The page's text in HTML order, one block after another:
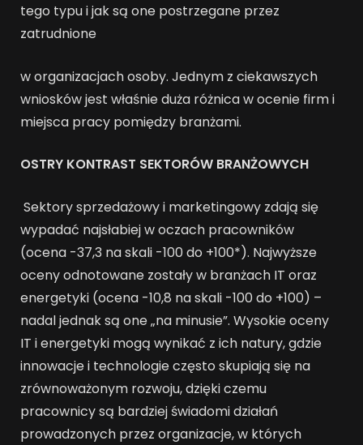
tego typu i jak są one postrzegane przez
zatrudnione
w organizacjach osoby. Jednym z ciekawszych
wniosków jest właśnie duża różnica w ocenie firm i
miejsca pracy pomiędzy branżami.
OSTRY KONTRAST SEKTORÓW BRANŻOWYCH
Sektory sprzedażowy i marketingowy zdają się
wypadać najsłabiej w oczach pracowników
(ocena -37,3 na skali -100 do +100*). Najwyższe
oceny odnotowane zostały w branżach IT oraz
energetyki (ocena -10,8 na skali -100 do +100) –
nadal jednak są one „na minusie”. Wysokie oceny
IT i energetyki mogą wynikać z ich natury, gdzie
innowacje i technologie często skupiają się na
zrównoważonym rozwoju, dzięki czemu
pracownicy są bardziej świadomi działań
prowadzonych przez organizacje, w których